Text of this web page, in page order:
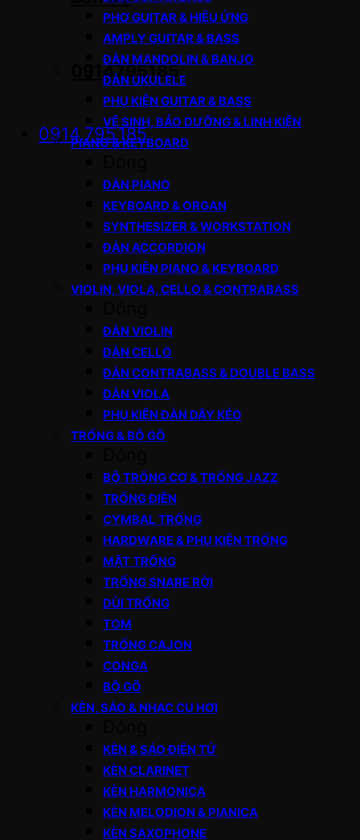
0914795185
0914.795.185
PHƠ GUITAR & HIỆU ỨNG
AMPLY GUITAR & BASS
ĐÀN MANDOLIN & BANJO
ĐÀN UKULELE
PHỤ KIỆN GUITAR & BASS
VỆ SINH, BẢO DƯỠNG & LINH KIỆN
PIANO & KEYBOARD
ĐÀN PIANO
KEYBOARD & ORGAN
SYNTHESIZER & WORKSTATION
ĐÀN ACCORDION
PHỤ KIỆN PIANO & KEYBOARD
VIOLIN, VIOLA, CELLO & CONTRABASS
ĐÀN VIOLIN
ĐÀN CELLO
ĐÀN CONTRABASS & DOUBLE BASS
ĐÀN VIOLA
PHỤ KIỆN ĐÀN DÂY KÉO
TRỐNG & BỘ GÕ
BỘ TRỐNG CƠ & TRỐNG JAZZ
TRỐNG ĐIỆN
CYMBAL TRỐNG
HARDWARE & PHỤ KIỆN TRỐNG
MẶT TRỐNG
TRỐNG SNARE RỜI
DÙI TRỐNG
TOM
TRỐNG CAJON
CONGA
BỘ GÕ
KÈN, SÁO & NHẠC CỤ HƠI
KÈN & SÁO ĐIỆN TỬ
KÈN CLARINET
KÈN HARMONICA
KÈN MELODION & PIANICA
KÈN SAXOPHONE